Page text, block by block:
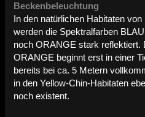
Beckenbeleuchtung
In den natürlichen Habitaten von
werden die Spektralfarben
noch ORANGE stark reflektiert.
ORANGE beginnt erst in einer
bereits bei ca. 5 Metern
in den Yellow-Chin-Habitaten
noch existent.